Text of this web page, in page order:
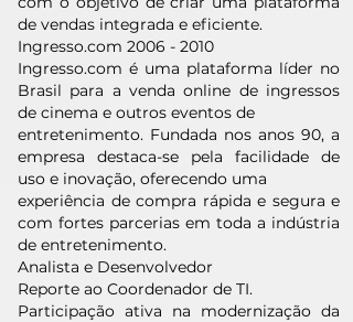
de vendas integrada e eficiente.
Ingresso.com 2006 - 2010
Ingresso.com é uma plataforma líder no
Brasil para a venda online de ingressos
de cinema e outros eventos de
entretenimento. Fundada nos anos 90, a
empresa destaca-se pela facilidade de
uso e inovação, oferecendo uma
experiência de compra rápida e segura e
com fortes parcerias em toda a indústria
de entretenimento.
Analista e Desenvolvedor
Reporte ao Coordenador de TI.
Participação ativa na modernização da